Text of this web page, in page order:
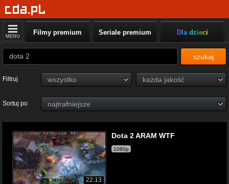
MENU Filmy premium Seriale premium Dla dzieci
szukaj
Filtruj
Sortuj po
22:13
Dota 2 ARAM WTF
1080p